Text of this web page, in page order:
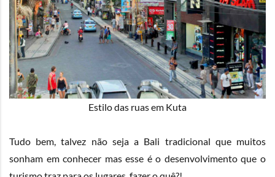
Estilo das ruas em Kuta
Tudo bem, talvez não seja a Bali tradicional que muitos
sonham em conhecer mas esse é o desenvolvimento que o